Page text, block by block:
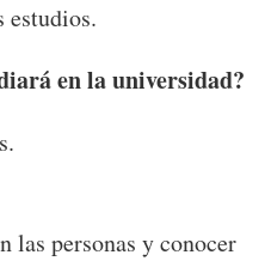
estudios.
en la universidad?
las personas y conocer